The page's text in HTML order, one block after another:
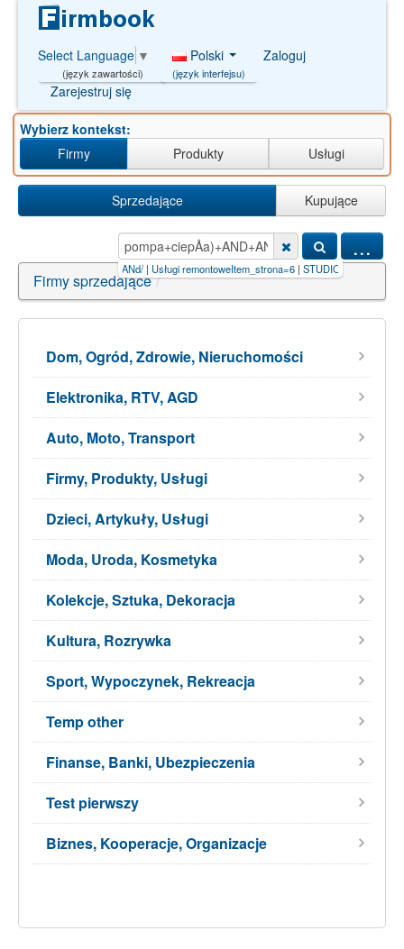
Select Language ▼
(język zawartości)
Polski
(język interfejsu)
Zaloguj
Zarejestruj się
Wybierz kontekst:
Firmy
Produkty Usługi
Sprzedające Kupujące
...
Usługi remontoweItem_strona=6 |STUDIO G JAROSŁAW
Firmy sprzedające /
Dom, Ogród, Zdrowie, Nieruchomości
Elektronika, RTV, AGD
Auto, Moto, Transport
Firmy, Produkty, Usługi
Dzieci, Artykuły, Usługi
Moda, Uroda, Kosmetyka
Kolekcje, Sztuka, Dekoracja
Kultura, Rozrywka
Sport, Wypoczynek, Rekreacja
Temp other
Finanse, Banki, Ubezpieczenia
Test pierwszy
Biznes, Kooperacje, Organizacje